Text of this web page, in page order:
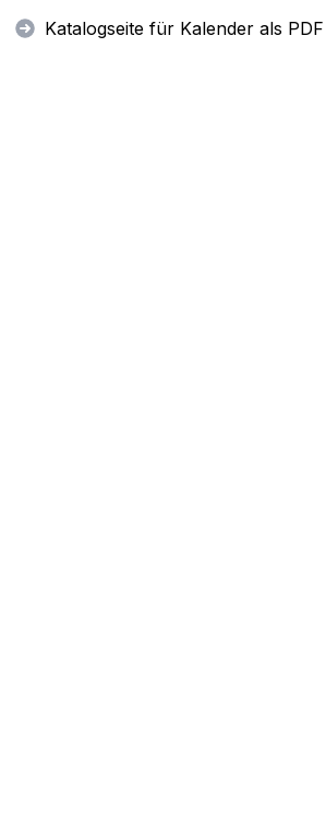
Katalogseite für Kalender als